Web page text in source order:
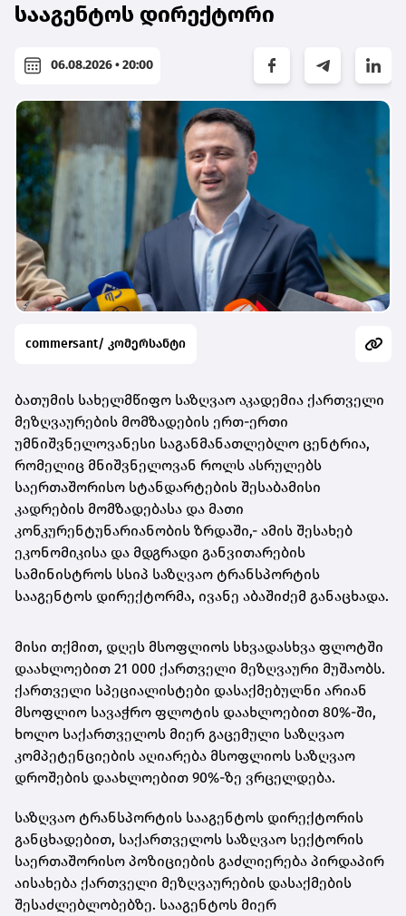
სააგენტოს დირექტორი
06.08.2026 • 20:00
commersant/ კომერსანტი
ბათუმის სახელმწიფო საზღვაო აკადემია ქართველი
მეზღვაურების მომზადების ერთ-ერთი
უმნიშვნელოვანესი საგანმანათლებლო ცენტრია,
რომელიც მნიშვნელოვან როლს ასრულებს
საერთაშორისო სტანდარტების შესაბამისი
კადრების მომზადებასა და მათი
კონკურენტუნარიანობის ზრდაში,- ამის შესახებ
ეკონომიკისა და მდგრადი განვითარების
სამინისტროს სსიპ საზღვაო ტრანსპორტის
სააგენტოს დირექტორმა, ივანე აბაშიძემ განაცხადა.
მისი თქმით, დღეს მსოფლიოს სხვადასხვა ფლოტში
დაახლოებით 21 000 ქართველი მეზღვაური მუშაობს.
ქართველი სპეციალისტები დასაქმებულნი არიან
მსოფლიო სავაჭრო ფლოტის დაახლოებით 80%-ში,
ხოლო საქართველოს მიერ გაცემული საზღვაო
კომპეტენციების აღიარება მსოფლიოს საზღვაო
დროშების დაახლოებით 90%-ზე ვრცელდება.
საზღვაო ტრანსპორტის სააგენტოს დირექტორის
განცხადებით, საქართველოს საზღვაო სექტორის
საერთაშორისო პოზიციების გაძლიერება პირდაპირ
აისახება ქართველი მეზღვაურების დასაქმების
შესაძლებლობებზე. სააგენტოს მიერ